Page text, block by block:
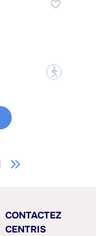
?
CONTACTEZ
CENTRIS